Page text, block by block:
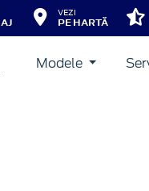
VEZI
PE HARTĂ
Modele